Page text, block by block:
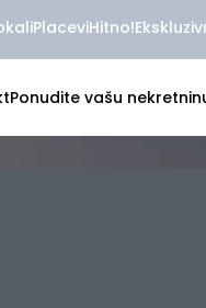
PlaceviHitno!
Ponudite vašu